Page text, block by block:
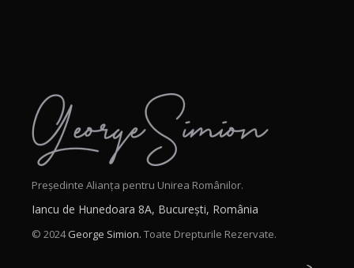
Președinte Alianța pentru Unirea Românilor.
Iancu de Hunedoara 8A, București, România
© 2024George Simion. Toate Drepturile Rezervate.